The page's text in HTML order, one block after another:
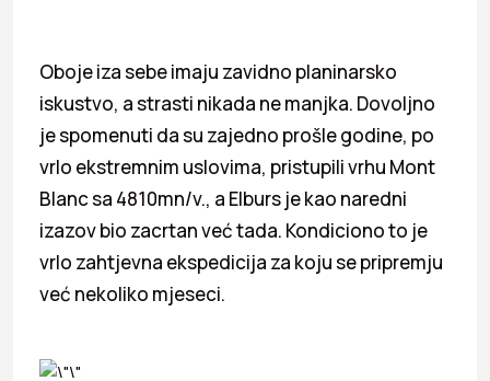
Oboje iza sebe imaju zavidno planinarsko
iskustvo, a strasti nikada ne manjka. Dovoljno
je spomenuti da su zajedno prošle godine, po
vrlo ekstremnim uslovima, pristupili vrhu Mont
Blanc sa 4810mn/v., a Elburs je kao naredni
izazov bio zacrtan već tada. Kondiciono to je
vrlo zahtjevna ekspedicija za koju se pripremju
već nekoliko mjeseci.